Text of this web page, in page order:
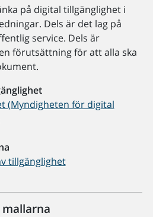
på digital tillgänglighet i
Dels är det lag på
service. Dels är
förutsättning för att alla ska
(Myndigheten för digital
tillgänglighet